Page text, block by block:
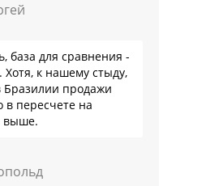
база для сравнения -
Хотя, к нашему стыду,
Бразилии продажи
в пересчете на
выше.